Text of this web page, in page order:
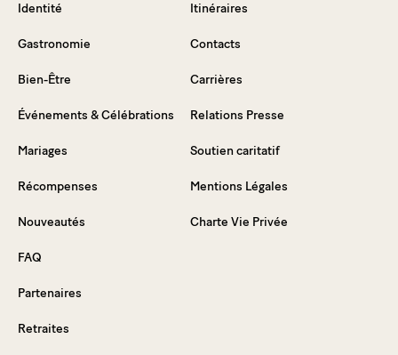
Identité
Gastronomie
Bien-Être
Événements & Célébrations
Mariages
Récompenses
Nouveautés
FAQ
Partenaires
Retraites
Itinéraires
Contacts
Carrières
Relations Presse
Soutien caritatif
Mentions Légales
Charte Vie Privée